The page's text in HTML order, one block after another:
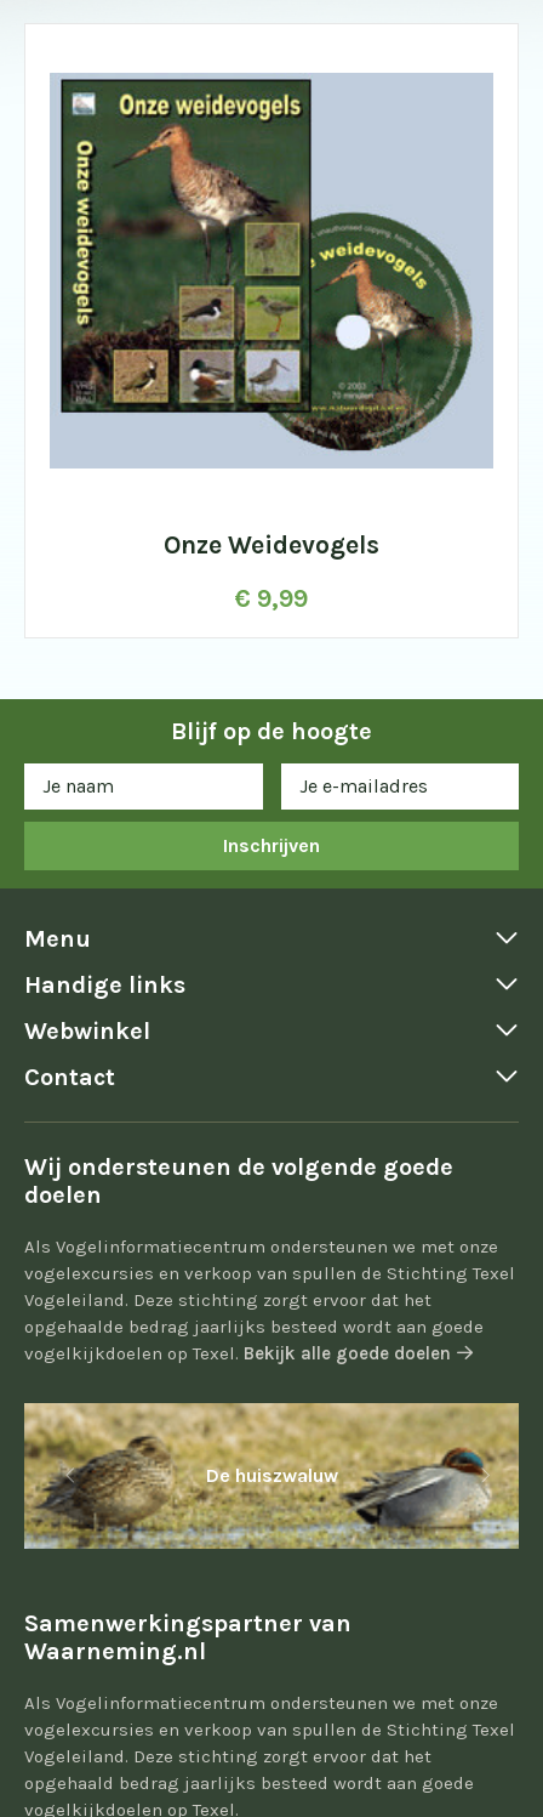
Onze Weidevogels
€ 9,99
Blijf op de hoogte
Inschrijven
Menu
Handige links
Webwinkel
Contact
Wij ondersteunen de volgende goede
doelen
Als Vogelinformatiecentrum ondersteunen we met onze
vogelexcursies en verkoop van spullen de Stichting Texel
Vogeleiland. Deze stichting zorgt ervoor dat het
opgehaalde bedrag jaarlijks besteed wordt aan goede
vogelkijkdoelen op Texel. Bekijk alle goede doelen
De huiszwaluw
Samenwerkingspartner van
Waarneming.nl
Als Vogelinformatiecentrum ondersteunen we met onze
vogelexcursies en verkoop van spullen de Stichting Texel
Vogeleiland. Deze stichting zorgt ervoor dat het
opgehaald bedrag jaarlijks besteed wordt aan goede
vogelkijkdoelen op Texel.